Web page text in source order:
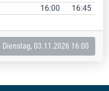
16:00 16:45
03.11.2026 16:00